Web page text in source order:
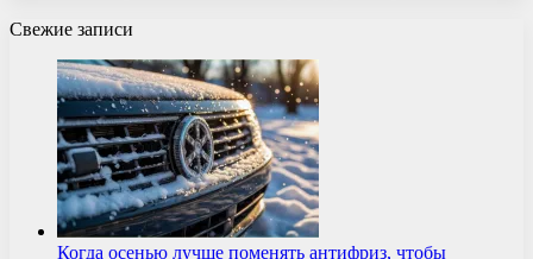
Свежие записи
Когда осенью лучше поменять антифриз, чтобы